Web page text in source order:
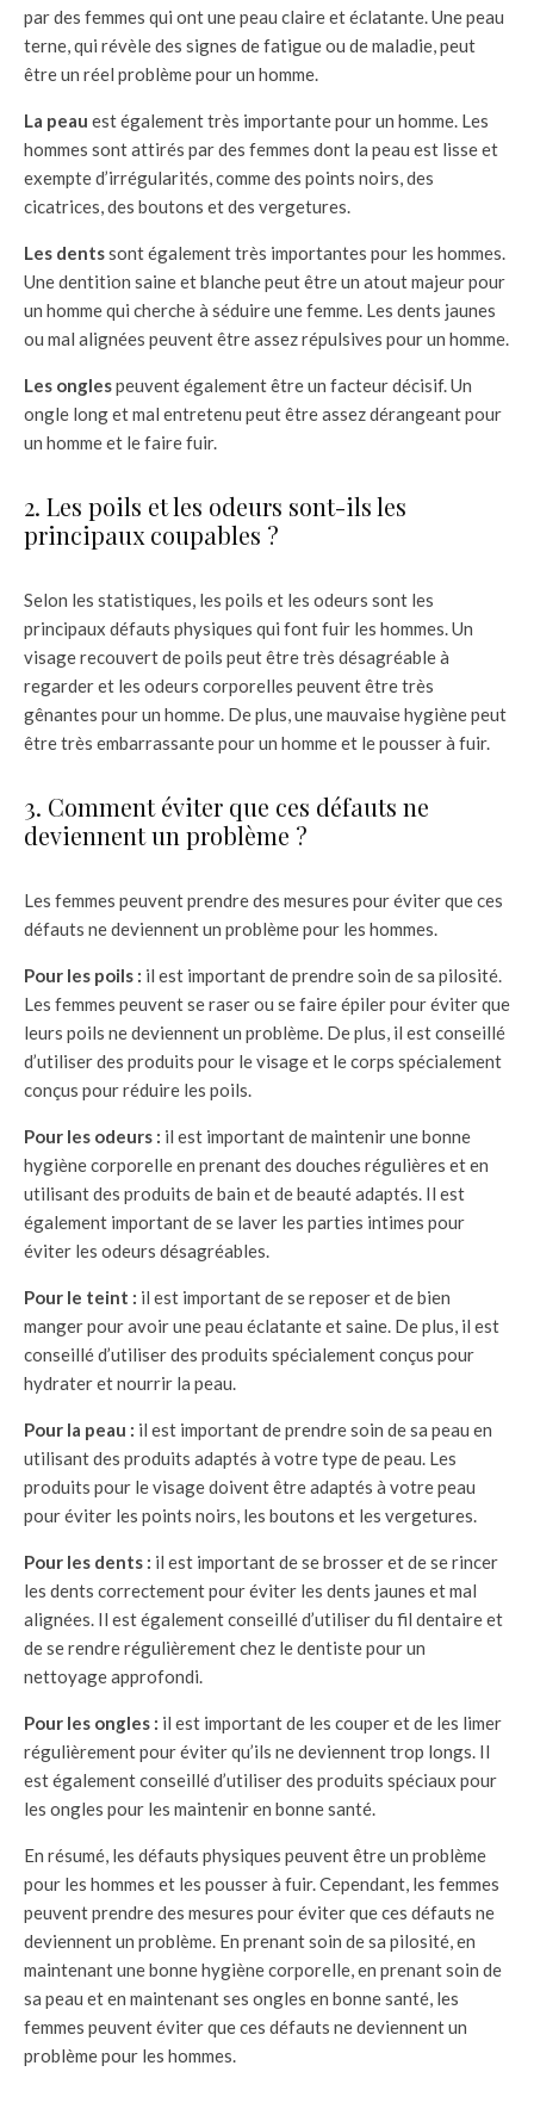
par des femmes qui ont une peau claire et éclatante. Une peau
terne, qui révèle des signes de fatigue ou de maladie, peut
être un réel problème pour un homme.
La peau est également très importante pour un homme. Les
hommes sont attirés par des femmes dont la peau est lisse et
exempte d’irrégularités, comme des points noirs, des
cicatrices, des boutons et des vergetures.
Les dentssont également très importantes pour les hommes.
Une dentition saine et blanche peut être un atout majeur pour
un homme qui cherche à séduire une femme. Les dents jaunes
ou mal alignées peuvent être assez répulsives pour un homme.
Les onglespeuvent également être un facteur décisif. Un
ongle long et mal entretenu peut être assez dérangeant pour
un homme et le faire fuir.
2. Les poils et les odeurs sont-ils les
principaux coupables ?
Selon les statistiques, les poils et les odeurs sont les
principaux défauts physiques qui font fuir les hommes. Un
visage recouvert de poils peut être très désagréable à
regarder et les odeurs corporelles peuvent être très
gênantes pour un homme. De plus, une mauvaise hygiène peut
être très embarrassante pour un homme et le pousser à fuir.
3. Comment éviter que ces défauts ne
deviennent un problème ?
Les femmes peuvent prendre des mesures pour éviter que ces
défauts ne deviennent un problème pour les hommes.
Pour les poils : il est important de prendre soin de sa pilosité.
Les femmes peuvent se raser ou se faire épiler pour éviter que
leurs poils ne deviennent un problème. De plus, il est conseillé
d’utiliser des produits pour le visage et le corps spécialement
conçus pour réduire les poils.
Pour les odeurs : il est important de maintenir une bonne
hygiène corporelle en prenant des douches régulières et en
utilisant des produits de bain et de beauté adaptés. Il est
également important de se laver les parties intimes pour
éviter les odeurs désagréables.
Pour le teint : il est important de se reposer et de bien
manger pour avoir une peau éclatante et saine. De plus, il est
conseillé d’utiliser des produits spécialement conçus pour
hydrater et nourrir la peau.
Pour la peau : il est important de prendre soin de sa peau en
utilisant des produits adaptés à votre type de peau. Les
produits pour le visage doivent être adaptés à votre peau
pour éviter les points noirs, les boutons et les vergetures.
Pour les dents : il est important de se brosser et de se rincer
les dents correctement pour éviter les dents jaunes et mal
alignées. Il est également conseillé d’utiliser du fil dentaire et
de se rendre régulièrement chez le dentiste pour un
nettoyage approfondi.
Pour les ongles : il est important de les couper et de les limer
régulièrement pour éviter qu’ils ne deviennent trop longs. Il
est également conseillé d’utiliser des produits spéciaux pour
les ongles pour les maintenir en bonne santé.
En résumé, les défauts physiques peuvent être un problème
pour les hommes et les pousser à fuir. Cependant, les femmes
peuvent prendre des mesures pour éviter que ces défauts ne
deviennent un problème. En prenant soin de sa pilosité, en
maintenant une bonne hygiène corporelle, en prenant soin de
sa peau et en maintenant ses ongles en bonne santé, les
femmes peuvent éviter que ces défauts ne deviennent un
problème pour les hommes.